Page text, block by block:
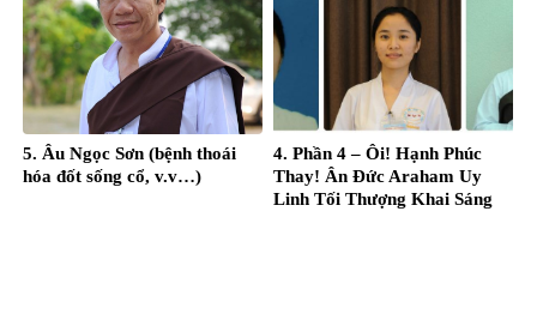
5. Âu Ngọc Sơn (bệnh thoái
hóa đốt sống cổ, v.v…)
4. Phần 4 – Ôi! Hạnh Phúc
Thay! Ân Đức Araham Uy
Linh Tối Thượng Khai Sáng